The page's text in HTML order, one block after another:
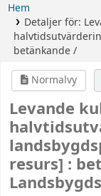
Hem
Detaljer för:
betänkande /
Normalvy
Levande
resurs] :